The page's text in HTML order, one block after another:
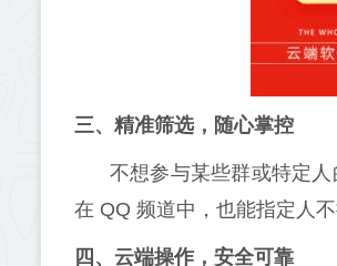
三、精准筛选，随心掌控
不想参与某些群或特定
在 QQ 频道中，也能指定人
四、云端操作，安全可靠